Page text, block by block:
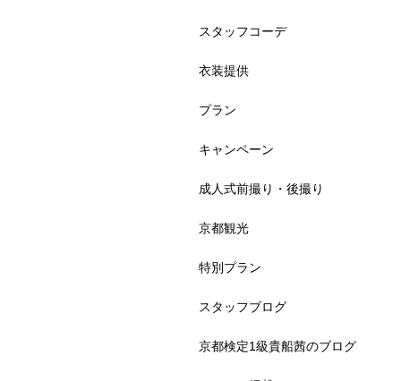
スタッフコーデ
衣装提供
プラン
キャンペーン
成人式前撮り・後撮り
京都観光
特別プラン
スタッフブログ
京都検定1級貴船茜のブログ